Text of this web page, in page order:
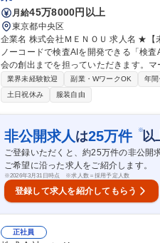
月給45万8000円以上
東京都中央区
企業名 株式会社ＭＥＮＯＵ 求人名 ★【未経験歓迎】AIで製造業の未来を変えるインサイドセールス 仕事の内容
ノーコードで検査AIを開発できる「検
会の創出までを担っていただきます。マーケ
ングで顧客とコミュニケーションを取
事内容】 リードへの電話・メールによ
情報の管理・分析/マーケティング施策
ドセールスへの案
業界未経験歓迎 副業・WワークOK 年
土日祝休み
服装自由
非公開求人 は25万件 ※以
ご登録いただくと、約25万件の非公開
ご希望に沿った求人をご紹介します。
※2026年3月31日時点 ※求人数＝採用予定人数
登録して求人を紹介してもらう
正社員